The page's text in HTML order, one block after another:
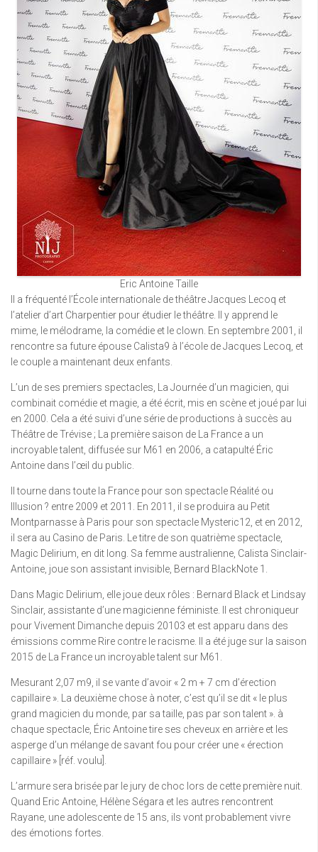
Eric Antoine Taille
Il a fréquenté l’École internationale de théâtre Jacques Lecoq et
l’atelier d’art Charpentier pour étudier le théâtre. Il y apprend le
mime, le mélodrame, la comédie et le clown. En septembre 2001, il
rencontre sa future épouse Calista9 à l’école de Jacques Lecoq, et
le couple a maintenant deux enfants.
L’un de ses premiers spectacles, La Journée d’un magicien, qui
combinait comédie et magie, a été écrit, mis en scène et joué par lui
en 2000. Cela a été suivi d’une série de productions à succès au
Théâtre de Trévise ; La première saison de La France a un
incroyable talent, diffusée sur M61 en 2006, a catapulté Éric
Antoine dans l’œil du public.
Il tourne dans toute la France pour son spectacle Réalité ou
Illusion ? entre 2009 et 2011. En 2011, il se produira au Petit
Montparnasse à Paris pour son spectacle Mysteric12, et en 2012,
il sera au Casino de Paris. Le titre de son quatrième spectacle,
Magic Delirium, en dit long. Sa femme australienne, Calista Sinclair-
Antoine, joue son assistant invisible, Bernard BlackNote 1.
Dans Magic Delirium, elle joue deux rôles : Bernard Black et Lindsay
Sinclair, assistante d’une magicienne féministe. Il est chroniqueur
pour Vivement Dimanche depuis 20103 et est apparu dans des
émissions comme Rire contre le racisme. Il a été juge sur la saison
2015 de La France un incroyable talent sur M61.
Mesurant 2,07 m9, il se vante d’avoir « 2 m + 7 cm d’érection
capillaire ». La deuxième chose à noter, c’est qu’il se dit « le plus
grand magicien du monde, par sa taille, pas par son talent ». à
chaque spectacle, Éric Antoine tire ses cheveux en arrière et les
asperge d’un mélange de savant fou pour créer une « érection
capillaire » [réf. voulu].
L’armure sera brisée par le jury de choc lors de cette première nuit.
Quand Eric Antoine, Hélène Ségara et les autres rencontrent
Rayane, une adolescente de 15 ans, ils vont probablement vivre
des émotions fortes.